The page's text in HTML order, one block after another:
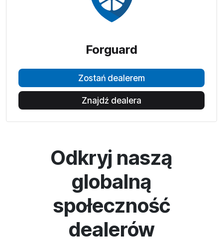
Forguard
Zostań dealerem
Znajdź dealera
Odkryj naszą
globalną
społeczność
dealerów